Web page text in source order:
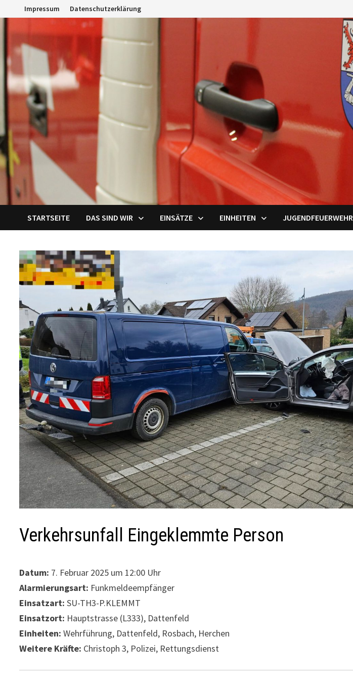
Inhalt
springen
Impressum Datenschutzerklärung
STARTSEITE DAS SIND WIR EINSÄTZE EINHEITEN JUGENDFEUERWEHR
Verkehrsunfall Eingeklemmte Person
Datum: 7. Februar 2025 um 12:00 Uhr
Alarmierungsart: Funkmeldeempfänger
Einsatzart: SU-TH3-P.KLEMMT
Einsatzort: Hauptstrasse (L333), Dattenfeld
Einheiten: Wehrführung, Dattenfeld, Rosbach, Herchen
Weitere Kräfte: Christoph 3, Polizei, Rettungsdienst